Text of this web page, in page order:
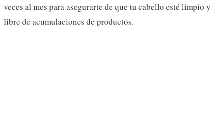
veces al mes para asegurarte de que tu cabello esté limpio y
libre de acumulaciones de productos.